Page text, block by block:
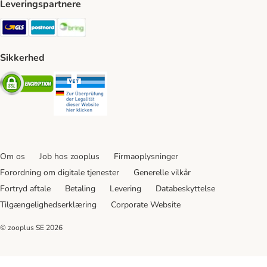
Leveringspartnere
GLS Shipping Method
Postnord Shipping Method
Sikkerhed
Security
Om os Job hos zooplus
Firmaoplysninger
Forordning om digitale tjenester
Generelle vilkår
Fortryd aftale
Betaling Levering
Databeskyttelse
Tilgængelighedserklæring
Corporate Website
© zooplus SE 2026